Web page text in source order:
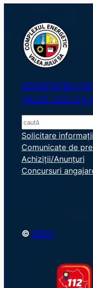
SOCIETATEA
VALEA JIULUI
S
e
a
r
c
Solicitare informații
Comunicate de
Achiziții/Anunțuri
Concursuri
© CEVJ